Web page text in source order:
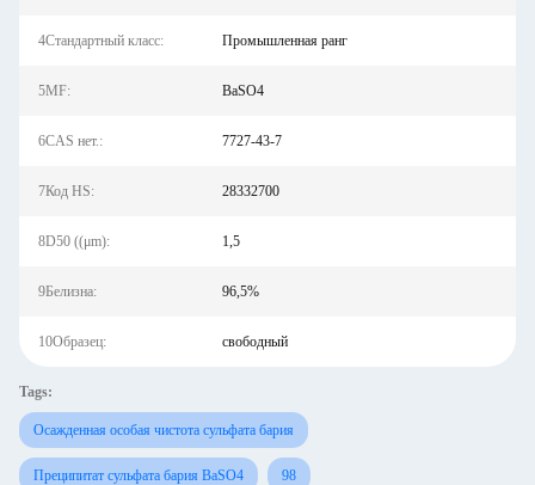
4Стандартный класс: Промышленная ранг
5MF: BaSO4
6CAS нет.: 7727-43-7
7Код HS: 28332700
8D50 ((μm): 1,5
9Белизна: 96,5%
10Образец: свободный
Tags:
Осажденная особая чистота сульфата бария
Преципитат сульфата бария BaSO4 98